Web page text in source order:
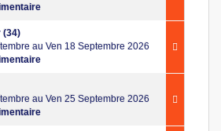
(34)
au Ven 18 Septembre 2026
au Ven 25 Septembre 2026